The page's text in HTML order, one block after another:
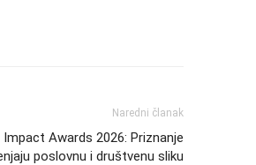
Naredni članak
Awards 2026: Priznanje
poslovnu i društvenu sliku